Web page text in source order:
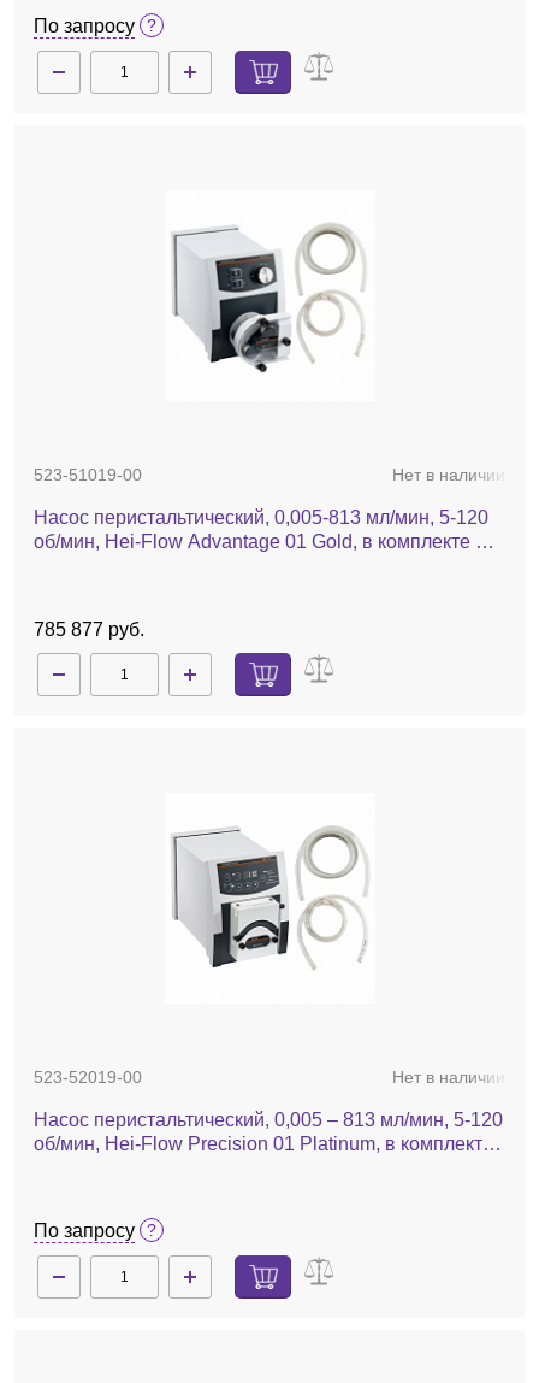
По запросу
523-51019-00 Нет в наличии
Насос перистальтический, 0,005-813 мл/мин, 5-120
об/мин, Hei-Flow Advantage 01 Gold, в комплекте SP
785 877 руб.
523-52019-00 Нет в наличии
Насос перистальтический, 0,005 – 813 мл/мин, 5-120
об/мин, Hei-Flow Precision 01 Platinum, в комплекте
По запросу